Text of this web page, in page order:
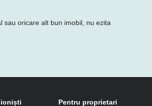
sau oricare alt bun imobil, nu ezita
Pentru proprietari